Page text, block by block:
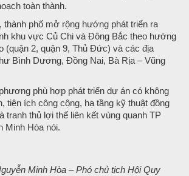
toàn thành.
thành phố mở rộng hướng phát triển ra
khu vực Củ Chi và Đông Bắc theo hướng
(quận 2, quận 9, Thủ Đức) và các địa
Bình Dương, Đồng Nai, Bà Rịa – Vũng
phù hợp phát triển dự án có không
tiện ích công cộng, hạ tầng kỹ thuật đồng
tranh thủ lợi thế liên kết vùng quanh TP
Minh Hòa nói.
Minh Hòa – Phó chủ tịch Hội Quy